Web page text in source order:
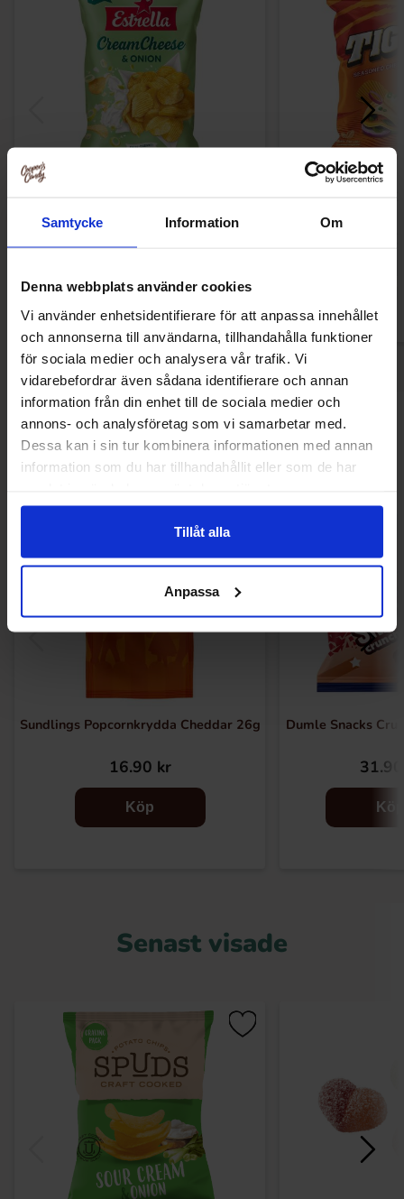
Samtycke Information Om
Denna webbplats använder cookies
Vi använder enhetsidentifierare för att anpassa innehållet
och annonserna till användarna, tillhandahålla funktioner
för sociala medier och analysera vår trafik. Vi
vidarebefordrar även sådana identifierare och annan
information från din enhet till de sociala medier och
annons- och analysföretag som vi samarbetar med.
Dessa kan i sin tur kombinera informationen med annan
information som du har tillhandahållit eller som de har
Tillåt alla
Anpassa
Andra gillade
Sundlings Popcornkrydda Cheddar 26g
16.90 kr
Köp
Dumle Snacks
Köp
Senast visade